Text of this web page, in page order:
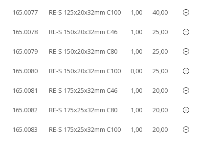
165.0077 RE-S 125x20x32mm C100 1,00 40,00
165.0078 RE-S 150x20x32mm C46 1,00 25,00
165.0079 RE-S 150x20x32mm C80 1,00 25,00
165.0080 RE-S 150x20x32mm C100 0,00 25,00
165.0081 RE-S 175x25x32mm C46 1,00 20,00
165.0082 RE-S 175x25x32mm C80 1,00 20,00
165.0083 RE-S 175x25x32mm C100 1,00 20,00